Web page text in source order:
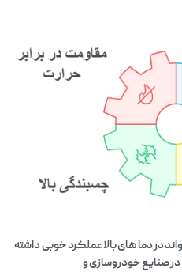
در دما های بالا عملکرد خوبی داشته
صنایع خودروسازی و